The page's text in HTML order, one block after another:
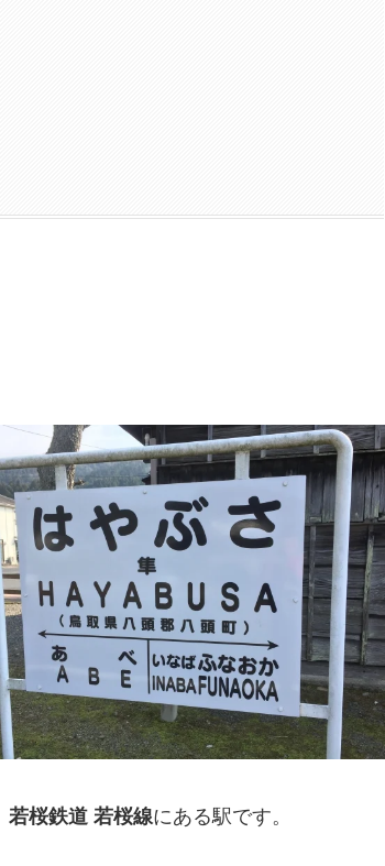
若桜鉄道 若桜線にある駅です。